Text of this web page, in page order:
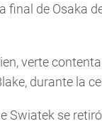
final de Osaka
verte
durante la
Swiatek se